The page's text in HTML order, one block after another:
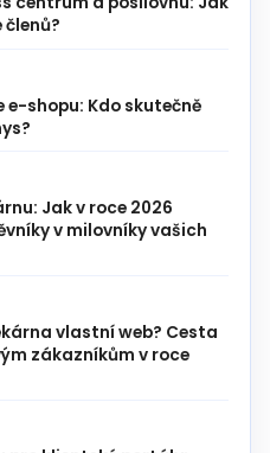
shopu: Kdo skutečně
Jak v roce 2026
v milovníky vašich
vlastní web? Cesta
zákazníkům v roce